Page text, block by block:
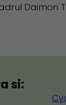
Daimon
si: